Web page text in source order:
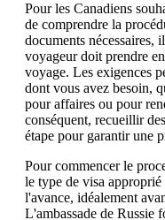
Pour les Canadiens
de comprendre la
documents nécessaires,
voyageur doit prendre
voyage. Les exigences
dont vous avez besoin,
pour affaires ou pour
conséquent, recueillir
étape pour garantir une
Pour commencer le
le type de visa
l'avance, idéalement
L'ambassade de Russie